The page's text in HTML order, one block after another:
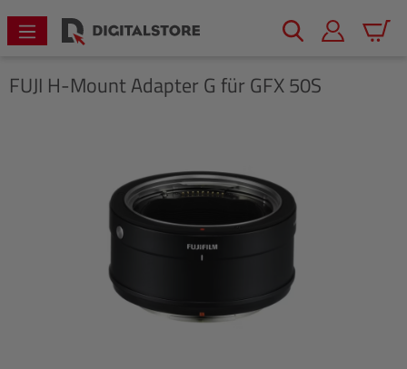
springen
FUJI H-Mount Adapter G für GFX 50S